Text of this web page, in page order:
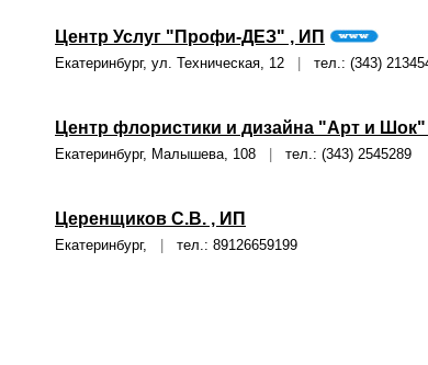
Центр Услуг "Профи-ДЕЗ" , ИП
Екатеринбург, ул. Техническая, 12 тел.: (343)
Центр флористики и дизайна "Арт и
Екатеринбург, Малышева, 108 тел.: (343) 2545289
Церенщиков С.В. , ИП
Екатеринбург, тел.: 89126659199